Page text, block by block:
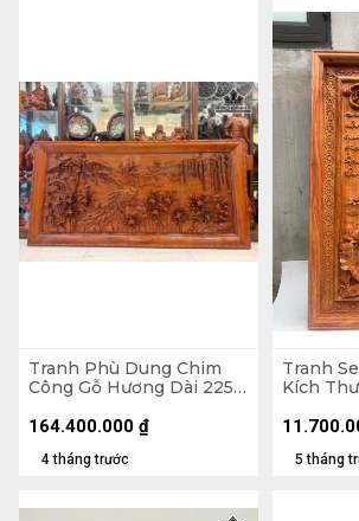
Tranh Phù Dung Chim
Công Gỗ Hương Dài 225
4 tháng trước
164.400.000 ₫
Tranh
Kích
5 tháng